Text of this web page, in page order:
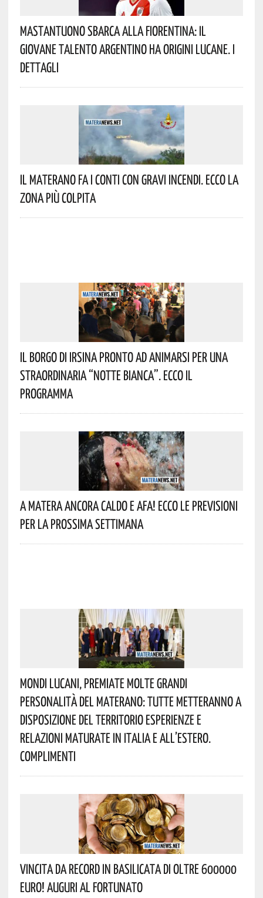
Mastantuono Sbarca Alla Fiorentina: Il
Giovane Talento Argentino Ha Origini Lucane. I
Dettagli
Il Materano Fa I Conti Con Gravi Incendi. Ecco La
Zona Più Colpita
Il Borgo Di Irsina Pronto Ad Animarsi Per Una
Straordinaria “Notte Bianca”. Ecco Il
Programma
A Matera Ancora Caldo E Afa! Ecco Le Previsioni
Per La Prossima Settimana
Mondi Lucani, Premiate Molte Grandi
Personalità Del Materano: Tutte Metteranno A
Disposizione Del Territorio Esperienze E
Relazioni Maturate In Italia E All’estero.
Complimenti
Vincita Da Record In Basilicata Di Oltre 600000
Euro! Auguri Al Fortunato